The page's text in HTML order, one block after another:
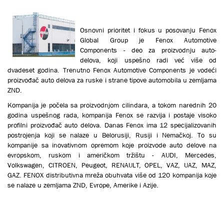
Osnovni prioritet i fokus u posovanju Fenox
Global Group je Fenox Automotive
Components - deo za proizvodnju auto-
delova, koji uspešno radi već više od
dvadeset godina. Trenutno Fenox Automotive Components je vodeći
proizvođač auto delova za ruske i strane tipove automobila u zemljama
ZND.
Кompanija je počela sa proizvodnjom cilindara, a tokom narednih 20
godina uspešnog rada, kompanija Fenox se razvija i postaje visoko
profilni proizvođač auto delova. Danas Fenox ima 12 specijalizovanih
postrojenja koji se nalaze u Belorusiji, Rusiji i Nemačkoj. To su
kompanije sa inovativnom opremom koje proizvode auto delove na
evropskom, ruskom i američkom tržištu - AUDI, Mercedes,
Volkswagen, CITROEN, Peugeot, RENAULT, OPEL, VAZ, UAZ, MAZ,
GAZ. FENOX distributivna mreža obuhvata više od 120 kompanija koje
se nalaze u zemljama ZND, Evrope, Amerike i Azije.